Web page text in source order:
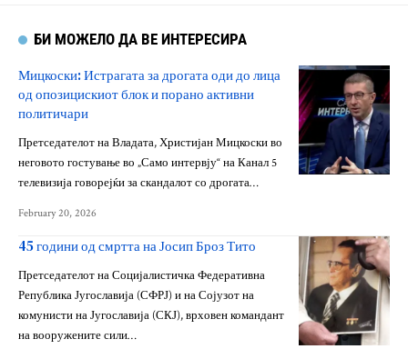
БИ МОЖЕЛО ДА ВЕ ИНТЕРЕСИРА
Мицкоски: Истрагата за дрогата оди до лица
од опозицискиот блок и порано активни
политичари
Претседателот на Владата, Христијан Мицкоски во
неговото гостување во „Само интервју“ на Канал 5
телевизија говорејќи за скандалот со дрогата…
February 20, 2026
45 години од смртта на Јосип Броз Тито
Претседателот на Социјалистичка Федеративна
Република Југославија (СФРЈ) и на Сојузот на
комунисти на Југославија (СКЈ), врховен командант
на вооружените сили…